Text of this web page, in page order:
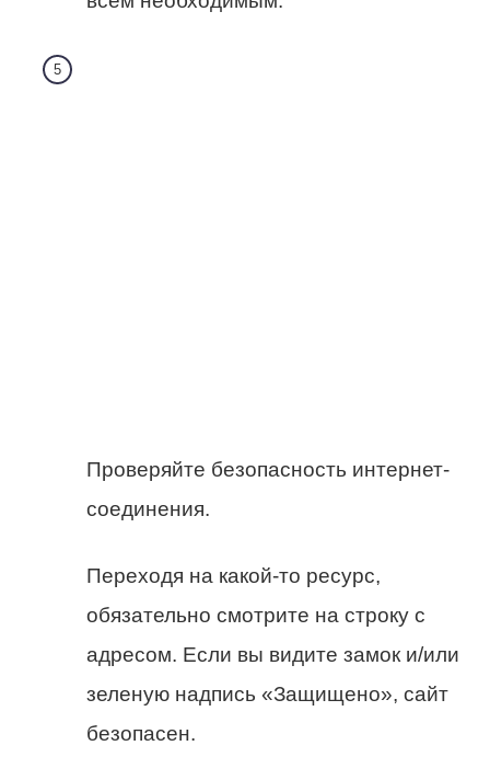
Проверяйте безопасность интернет-
соединения.
Переходя на какой-то ресурс,
обязательно смотрите на строку с
адресом. Если вы видите замок и/или
зеленую надпись «Защищено», сайт
безопасен.